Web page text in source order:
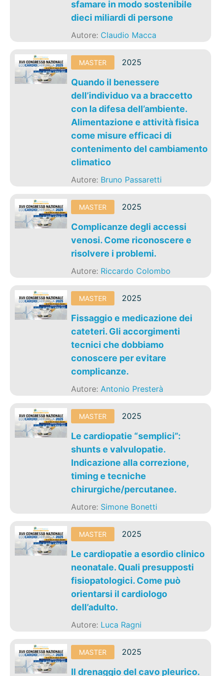
sfamare in modo sostenibile
dieci miliardi di persone
Autore: Claudio Macca
MASTER 2025
Quando il benessere
dell’individuo va a braccetto
con la difesa dell’ambiente.
Alimentazione e attività fisica
come misure efficaci di
contenimento del cambiamento
climatico
Autore: Bruno Passaretti
MASTER 2025
Complicanze degli accessi
venosi. Come riconoscere e
risolvere i problemi.
Autore: Riccardo Colombo
MASTER 2025
Fissaggio e medicazione dei
cateteri. Gli accorgimenti
tecnici che dobbiamo
conoscere per evitare
complicanze.
Autore:Antonio Presterà
MASTER 2025
Le cardiopatie “semplici”:
shunts e valvulopatie.
Indicazione alla correzione,
timing e tecniche
chirurgiche/percutanee.
Autore: Simone Bonetti
MASTER 2025
Le cardiopatie a esordio clinico
neonatale. Quali presupposti
fisiopatologici. Come può
orientarsi il cardiologo
dell’adulto.
Autore: Luca Ragni
MASTER 2025
Il drenaggio del cavo pleurico.